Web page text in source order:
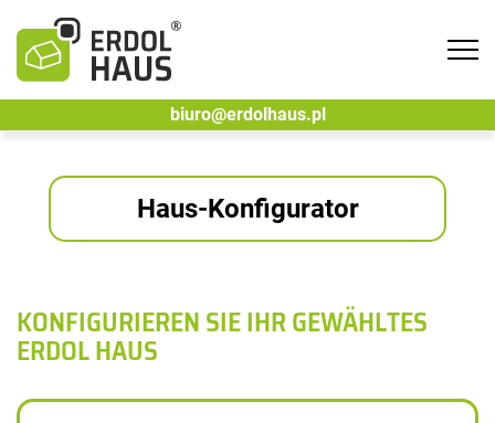
biuro@erdolhaus.pl
Haus-Konfigurator
KONFIGURIEREN SIE IHR GEWÄHLTES
ERDOL HAUS